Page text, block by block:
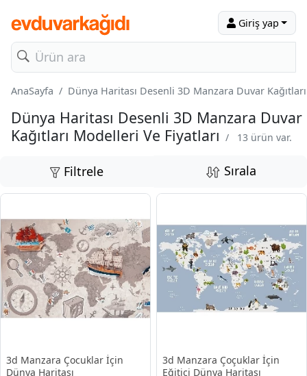
Giriş yap
AnaSayfa Dünya Haritası Desenli 3D Manzara Duvar
Dünya Haritası Desenli 3D Manzara Duvar
Kağıtları Modelleri Ve Fiyatları / 13 ürün var.
Filtrele Sırala
3d Manzara Çocuklar İçin
Dünya Haritası
3d Manzara Çoçuklar İçin
Eğitici Dünya Haritası